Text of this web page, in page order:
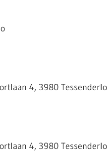
4, 3980 Tessenderlo
4, 3980 Tessenderlo